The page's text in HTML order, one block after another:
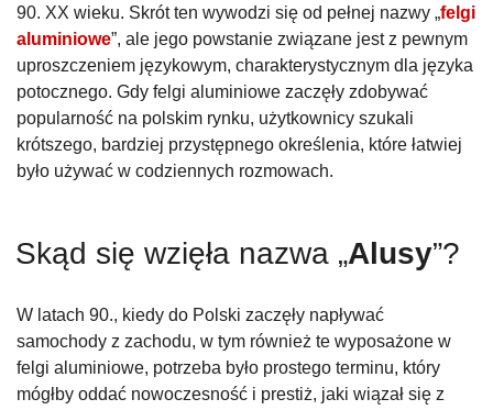
90. XX wieku. Skrót ten wywodzi się od pełnej nazwy „felgi
aluminiowe”, ale jego powstanie związane jest z pewnym
uproszczeniem językowym, charakterystycznym dla języka
potocznego. Gdy felgi aluminiowe zaczęły zdobywać
popularność na polskim rynku, użytkownicy szukali
krótszego, bardziej przystępnego określenia, które łatwiej
było używać w codziennych rozmowach.
Skąd się wzięła nazwa „Alusy”?
W latach 90., kiedy do Polski zaczęły napływać
samochody z zachodu, w tym również te wyposażone w
felgi aluminiowe, potrzeba było prostego terminu, który
mógłby oddać nowoczesność i prestiż, jaki wiązał się z